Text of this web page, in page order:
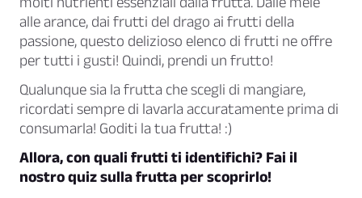
alle arance, dai frutti del drago ai frutti della
passione, questo delizioso elenco di frutti ne offre
per tutti i gusti! Quindi, prendi un frutto!
Qualunque sia la frutta che scegli di mangiare,
ricordati sempre di lavarla accuratamente prima di
consumarla! Goditi la tua frutta! :)
Allora, con quali frutti ti identifichi? Fai il
nostro quiz sulla frutta per scoprirlo!